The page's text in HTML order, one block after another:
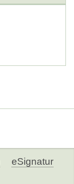
eSignatur